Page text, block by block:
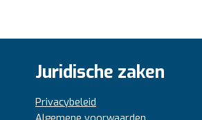
Juridische zaken
Privacybeleid